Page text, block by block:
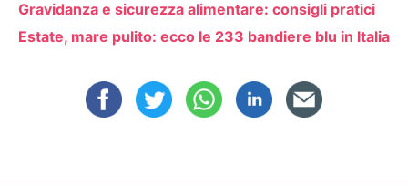
Gravidanza e sicurezza alimentare: consigli pratici
Estate, mare pulito: ecco le 233 bandiere blu in Italia